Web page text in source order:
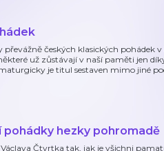
českých klasických pohádek
už zůstávají v naší paměti jen
je titul sestaven mimo jiné
pohádky hezky pohromadě
Čtvrtka tak, jak je všichni